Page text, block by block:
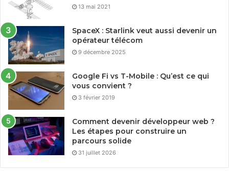
13 mai 2021
SpaceX : Starlink veut aussi devenir un
opérateur télécom
9 décembre 2025
Google Fi vs T-Mobile : Qu’est ce qui
vous convient ?
3 février 2019
Comment devenir développeur web ?
Les étapes pour construire un
parcours solide
31 juillet 2026